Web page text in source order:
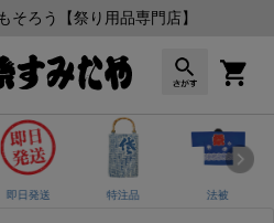
そろう【祭り用品専門店】
即日発送 特注品 法被